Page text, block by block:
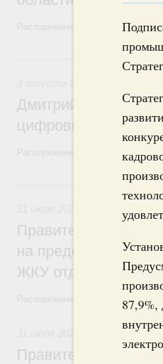
87,9%,
Распоряжение от 3 августа 2026
Дмитрий
цифровых
Распоряжение от 25 июля 2026
Социальная
Правительство
на предоставление
ЖКУ отдельным
Распоряжение от 30 июля 2026
Бюджеты
Правительство